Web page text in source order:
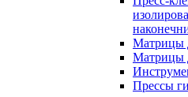
Матрицы
Матрицы
Прессы